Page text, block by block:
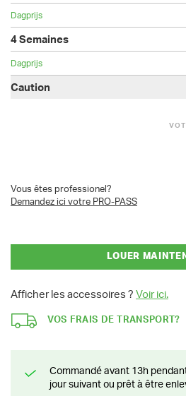
Vous êtes professionel?
Demandez ici votre PRO-PASS
LOUER
Afficher les accessoires ? Voir ici.
VOS FRAIS DE TRANSPORT?
Commandé avant 13h pendant la semaine? Livré le
jour suivant ou prêt à être